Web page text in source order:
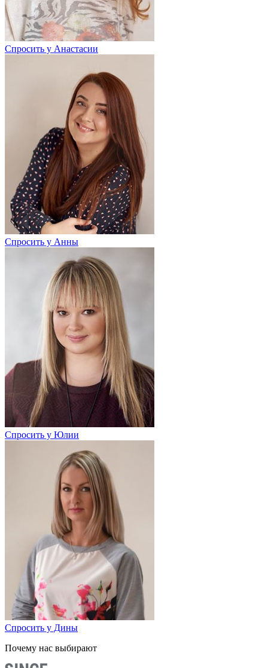
Спросить у Анастасии
Спросить у Анны
Спросить у Юлии
Спросить у Дины
Почему нас выбирают